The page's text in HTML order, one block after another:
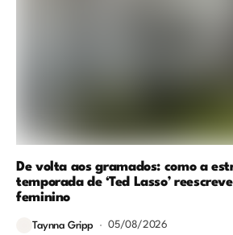
De volta aos gramados: como a
temporada de ‘Ted Lasso’
feminino
Taynna Gripp 05/08/2026